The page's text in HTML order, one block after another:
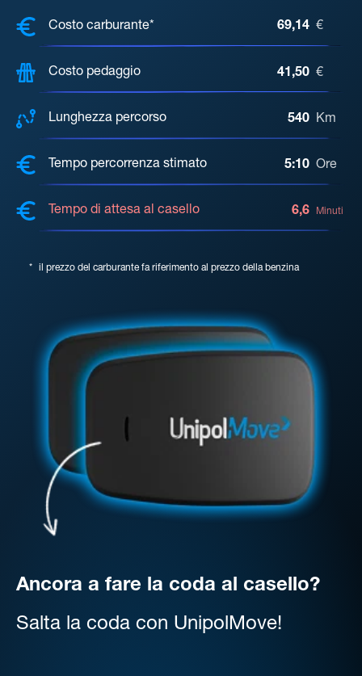
COSTI, DISTANZA, TEMPO DI
Costo carburante* 69,14 €
Costo pedaggio 41,50 €
Lunghezza percorso 540 Km
Tempo percorrenza stimato 5:10 Ore
Tempo di attesa al casello 6,6 Minuti
* il prezzo del carburante fa riferimento al prezzo della benzina
Ancora a fare la coda al casello?
Salta la coda con UnipolMove!